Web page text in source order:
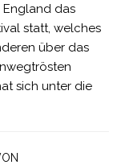
England das
statt, welches
über das
sich unter die